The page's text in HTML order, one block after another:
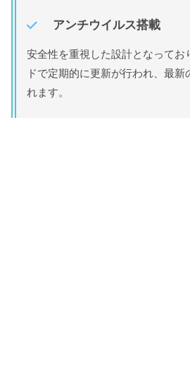
アンチウイルス搭載
安全性を重視した設計となってお
ドで定期的に更新が行われ、最新
れます。